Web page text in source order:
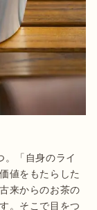
。「自身のライ
値をもたらした
来からのお茶の
。そこで目をつ